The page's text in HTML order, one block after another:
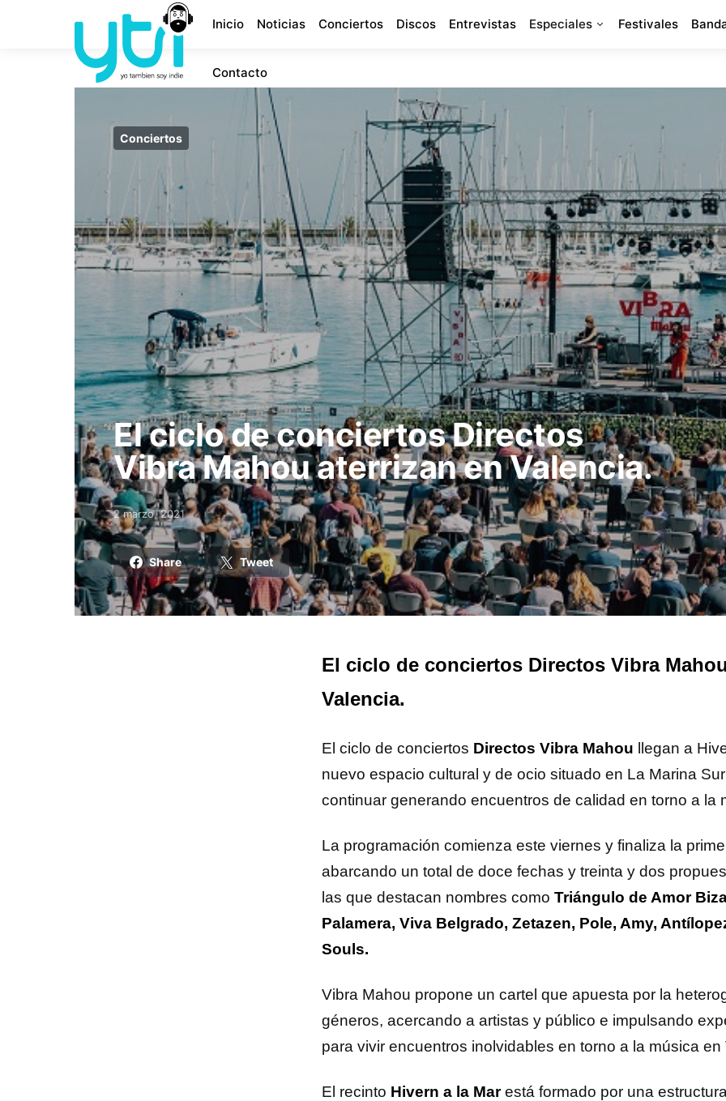
Inicio Noticias Conciertos Discos Entrevistas Especiales Festivales
Contacto
Conciertos
El ciclo de conciertos Directos
Vibra Mahou aterrizan en Valencia.
Posted on
2 marzo, 2021
Share Tweet
El ciclo de conciertos Directos Vibra
Valencia.
El ciclo de conciertos Directos Vibra Mahou llegan a
nuevo espacio cultural y de ocio situado en La Marina
continuar generando encuentros de calidad en torno a la
La programación comienza este viernes y finaliza la
abarcando un total de doce fechas y treinta y dos
las que destacan nombres como Triángulo de Amor
Palamera, Viva Belgrado, Zetazen, Pole, Amy,
Souls.
Vibra Mahou propone un cartel que apuesta por la
géneros, acercando a artistas y público e impulsando
para vivir encuentros inolvidables en torno a la música en
El recinto Hivern a la Marestá formado por una